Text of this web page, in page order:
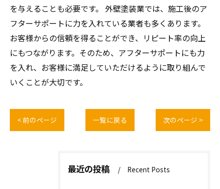
を与えることも必要です。 外壁塗装業では、施工後のア
フターサポートに力を入れている業者も多くあります。
お客様からの信頼を得ることができ、リピート率の向上
にもつながります。そのため、アフターサポートにも力
を入れ、お客様に満足していただけるように取り組んで
いくことが大切です。
< 前のページ 一覧に戻る 次のページ >
最近の投稿 Recent Posts